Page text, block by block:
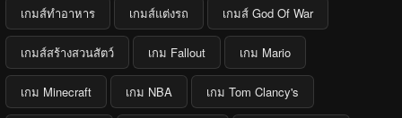
เกมส์ทำอาหาร เกมส์แต่งรถ เกมส์ God Of War
เกมส์สร้างสวนสัตว์ เกม Fallout เกม Mario
เกม Minecraft เกม NBA เกม Tom Clancy's